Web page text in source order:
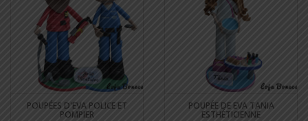
POUPÉES D'EVA POLICE ET
POMPIER
POUPÉE DE EVA TANIA
ESTHÉTICIENNE